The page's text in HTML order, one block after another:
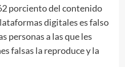
porciento del contenido
digitales es falso
personas a las que les
falsas la reproduce y la